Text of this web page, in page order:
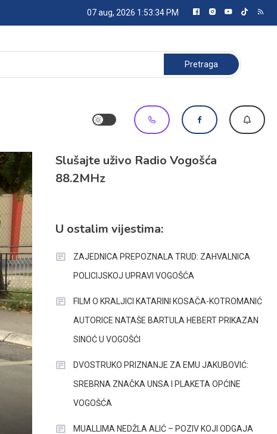
07 aug, 2026 1:53:34 PM
Pretraga:
Slušajte uživo Radio Vogošća
88.2MHz
U ostalim vijestima:
ZAJEDNICA PREPOZNALA TRUD: ZAHVALNICA
POLICIJSKOJ UPRAVI VOGOŠĆA
FILM O KRALJICI KATARINI KOSAČA-KOTROMANIĆ
AUTORICE NATAŠE BARTULA HEBERT PRIKAZAN
SINOĆ U VOGOŠĆI
DVOSTRUKO PRIZNANJE ZA EMU JAKUBOVIĆ:
SREBRNA ZNAČKA UNSA I PLAKETA OPĆINE
VOGOŠĆA
MUALLIMA NEDŽLA ALIĆ – POZIV KOJI ODGAJA